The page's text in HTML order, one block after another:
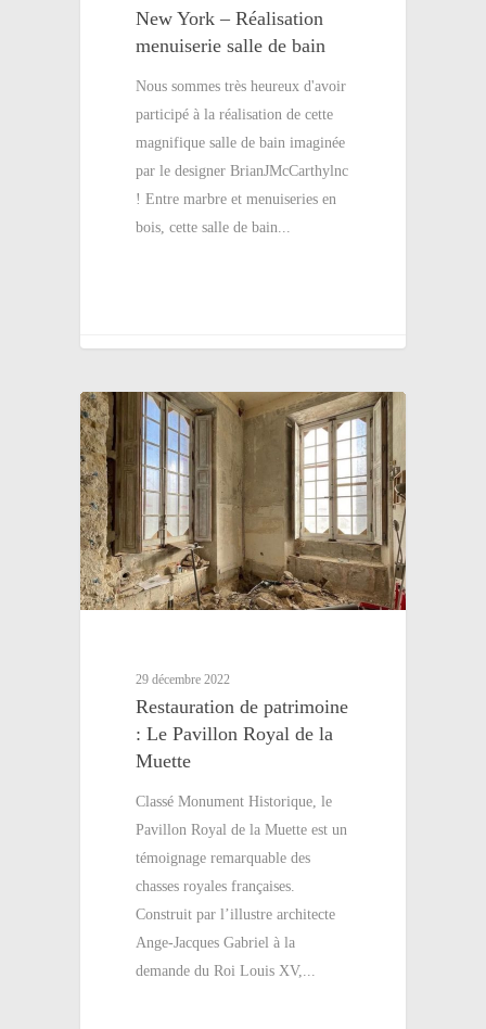
New York – Réalisation
menuiserie salle de bain
Nous sommes très heureux d'avoir
participé à la réalisation de cette
magnifique salle de bain imaginée
par le designer BrianJMcCarthylnc
! Entre marbre et menuiseries en
bois, cette salle de bain...
29 décembre 2022
Restauration de patrimoine
: Le Pavillon Royal de la
Muette
Classé Monument Historique, le
Pavillon Royal de la Muette est un
témoignage remarquable des
chasses royales françaises.
Construit par l’illustre architecte
Ange-Jacques Gabriel à la
demande du Roi Louis XV,...